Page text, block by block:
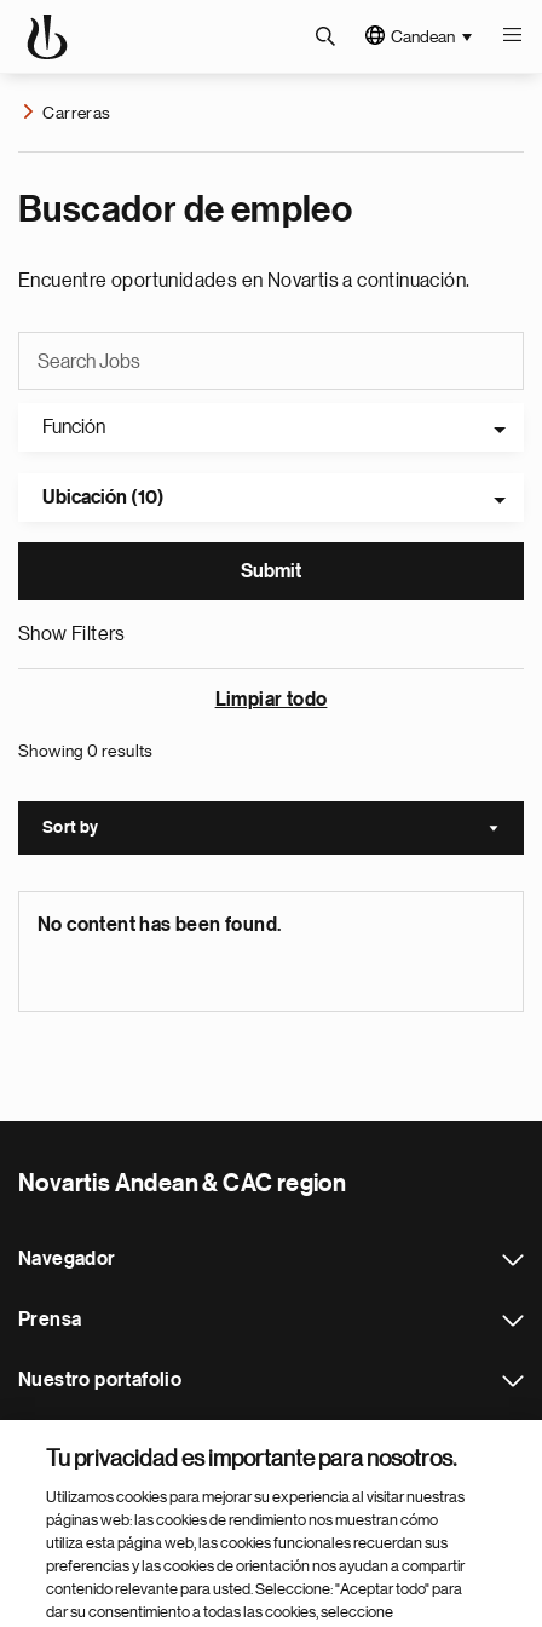
Candean
Carreras
Buscador de empleo
Encuentre oportunidades en Novartis a continuación.
Función
Ubicación (10)
Show Filters
Limpiar todo
Showing 0 results
Sort by Sort
No content has been found.
Novartis Andean & CAC region
Navegador
Prensa
Nuestro portafolio
Footer Site Search
Tu privacidad es importante para nosotros.
Utilizamos cookies para mejorar su experiencia al visitar nuestras
páginas web: las cookies de rendimiento nos muestran cómo
utiliza esta página web, las cookies funcionales recuerdan sus
preferencias y las cookies de orientación nos ayudan a compartir
contenido relevante para usted. Seleccione: "Aceptar todo" para
dar su consentimiento a todas las cookies, seleccione